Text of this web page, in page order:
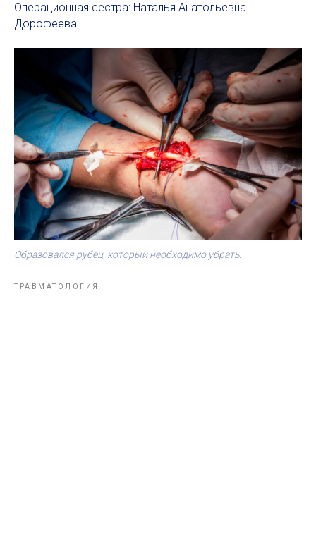
Операционная сестра: Наталья Анатольевна
Дорофеева.
Образовался рубец, который необходимо убрать.
ТРАВМАТОЛОГИЯ